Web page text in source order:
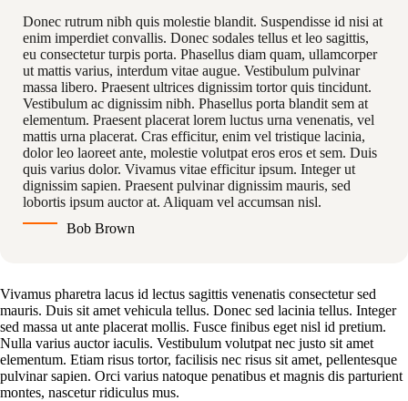
Donec rutrum nibh quis molestie blandit. Suspendisse id nisi at
enim imperdiet convallis. Donec sodales tellus et leo sagittis,
eu consectetur turpis porta. Phasellus diam quam, ullamcorper
ut mattis varius, interdum vitae augue. Vestibulum pulvinar
massa libero. Praesent ultrices dignissim tortor quis tincidunt.
Vestibulum ac dignissim nibh. Phasellus porta blandit sem at
elementum. Praesent placerat lorem luctus urna venenatis, vel
mattis urna placerat. Cras efficitur, enim vel tristique lacinia,
dolor leo laoreet ante, molestie volutpat eros eros et sem. Duis
quis varius dolor. Vivamus vitae efficitur ipsum. Integer ut
dignissim sapien. Praesent pulvinar dignissim mauris, sed
lobortis ipsum auctor at. Aliquam vel accumsan nisl.
Bob Brown
Vivamus pharetra lacus id lectus sagittis venenatis consectetur sed
mauris. Duis sit amet vehicula tellus. Donec sed lacinia tellus. Integer
sed massa ut ante placerat mollis. Fusce finibus eget nisl id pretium.
Nulla varius auctor iaculis. Vestibulum volutpat nec justo sit amet
elementum. Etiam risus tortor, facilisis nec risus sit amet, pellentesque
pulvinar sapien. Orci varius natoque penatibus et magnis dis parturient
montes, nascetur ridiculus mus.